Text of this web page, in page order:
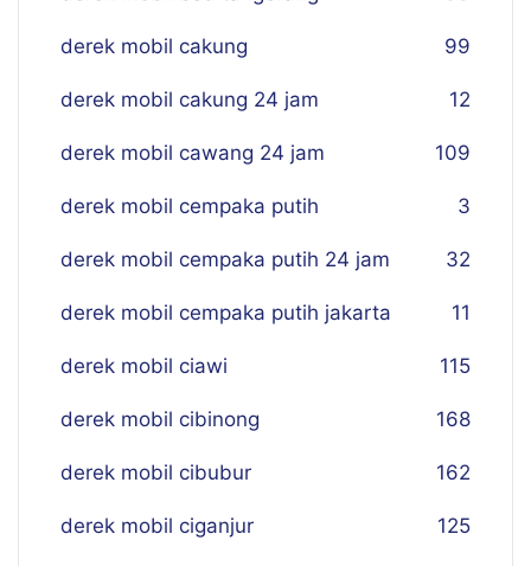
derek mobil cakung 99
derek mobil cakung 24 jam 12
derek mobil cawang 24 jam 109
derek mobil cempaka putih 3
derek mobil cempaka putih 24 jam 32
derek mobil cempaka putih jakarta 11
derek mobil ciawi 115
derek mobil cibinong 168
derek mobil cibubur 162
derek mobil ciganjur 125